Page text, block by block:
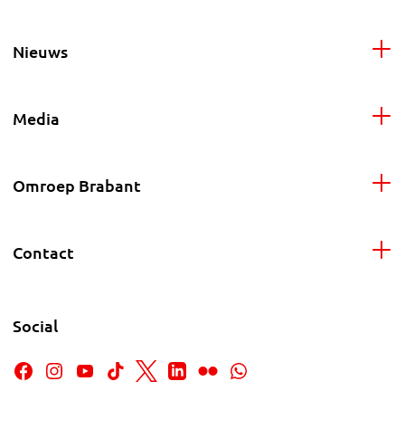
Nieuws
Media
Omroep Brabant
Contact
Social